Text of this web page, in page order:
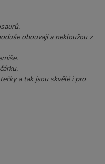
obouvají a nekloužou z
a tak jsou skvělé i pro